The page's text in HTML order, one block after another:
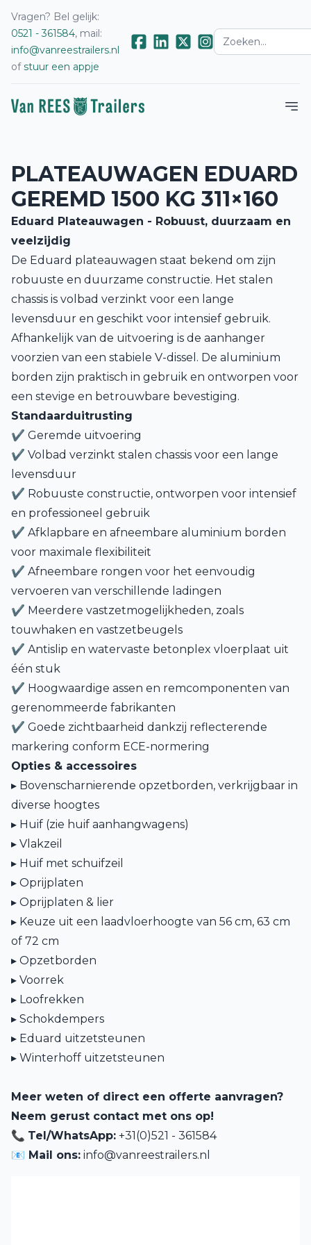
Vragen? Bel gelijk:
0521 - 361584, mail:
info@vanreestrailers.nl
ofstuur een appje
PLATEAUWAGEN EDUARD
GEREMD 1500 KG 311×160
Eduard Plateauwagen - Robuust, duurzaam en
veelzijdig
De Eduard plateauwagen staat bekend om zijn
robuuste en duurzame constructie. Het stalen
chassis is volbad verzinkt voor een lange
levensduur en geschikt voor intensief gebruik.
Afhankelijk van de uitvoering is de aanhanger
voorzien van een stabiele V-dissel. De aluminium
borden zijn praktisch in gebruik en ontworpen voor
een stevige en betrouwbare bevestiging.
Standaarduitrusting
✔ Geremde uitvoering
✔ Volbad verzinkt stalen chassis voor een lange
levensduur
✔ Robuuste constructie, ontworpen voor intensief
en professioneel gebruik
✔ Afklapbare en afneembare aluminium borden
voor maximale flexibiliteit
✔ Afneembare rongen voor het eenvoudig
vervoeren van verschillende ladingen
✔ Meerdere vastzetmogelijkheden, zoals
touwhaken en vastzetbeugels
✔ Antislip en watervaste betonplex vloerplaat uit
één stuk
✔ Hoogwaardige assen en remcomponenten van
gerenommeerde fabrikanten
✔ Goede zichtbaarheid dankzij reflecterende
markering conform ECE-normering
Opties & accessoires
▸ Bovenscharnierende opzetborden, verkrijgbaar in
diverse hoogtes
▸ Huif (zie huif aanhangwagens)
▸ Vlakzeil
▸ Huif met schuifzeil
▸ Oprijplaten
▸ Oprijplaten & lier
▸ Keuze uit een laadvloerhoogte van 56 cm, 63 cm
of 72 cm
▸ Opzetborden
▸ Voorrek
▸ Loofrekken
▸ Schokdempers
▸ Eduard uitzetsteunen
▸ Winterhoff uitzetsteunen
Meer weten of direct een offerte aanvragen?
Neem gerust contact met ons op!
📞 Tel/WhatsApp: +31(0)521 - 361584
📧 Mail ons: info@vanreestrailers.nl